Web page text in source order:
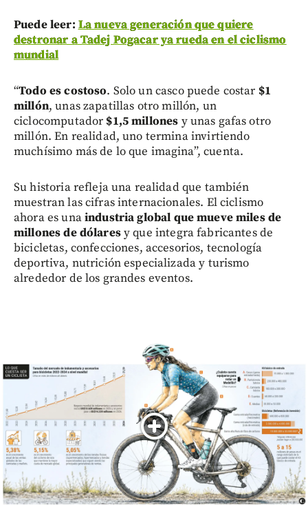
Puede leer: La nueva generación que quiere
destronar a Tadej Pogacar ya rueda en el ciclismo
mundial
“Todo es costoso. Solo un casco puede costar $1
millón, unas zapatillas otro millón, un
ciclocomputador $1,5 millones y unas gafas otro
millón. En realidad, uno termina invirtiendo
muchísimo más de lo que imagina”, cuenta.
Su historia refleja una realidad que también
muestran las cifras internacionales. El ciclismo
ahora es unaindustria global que mueve miles de
millones de dólaresy que integra fabricantes de
bicicletas, confecciones, accesorios, tecnología
deportiva, nutrición especializada y turismo
alrededor de los grandes eventos.